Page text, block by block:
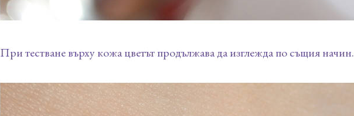
При тестване върху кожа цветът продължава да изглежда по същия начин.